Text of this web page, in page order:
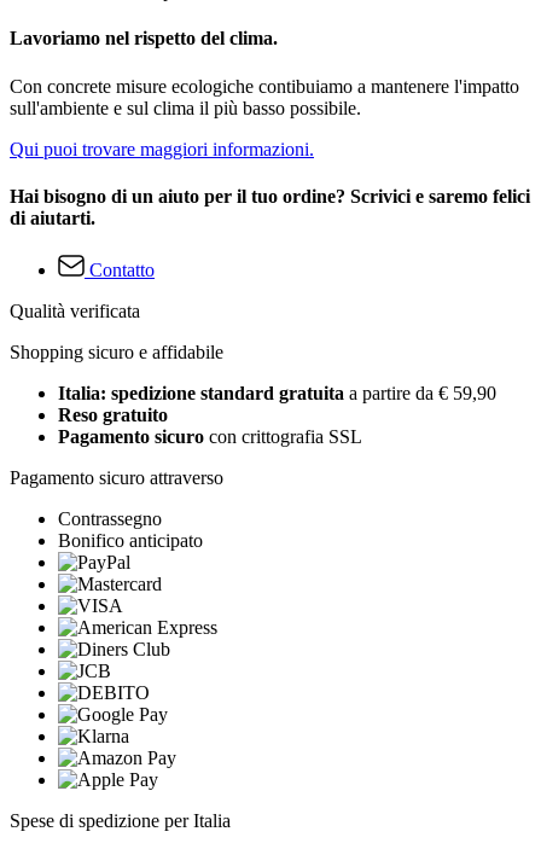
Lavoriamo nel rispetto del clima.
Con concrete misure ecologiche contibuiamo a mantenere l'impatto
sull'ambiente e sul clima il più basso possibile.
Qui puoi trovare maggiori informazioni.
Hai bisogno di un aiuto per il tuo ordine? Scrivici e saremo felici
di aiutarti.
Contatto
Qualità verificata
Shopping sicuro e affidabile
Italia: spedizione standard gratuita a partire da € 59,90
Reso gratuito
Pagamento sicuro con crittografia SSL
Pagamento sicuro attraverso
Contrassegno
Bonifico anticipato
Spese di spedizione per Italia